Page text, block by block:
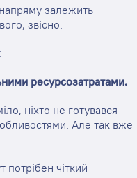
залежить
звісно.
:
ресурсозатратами.
ніхто не готувався
Але так вже
потрібен чіткий